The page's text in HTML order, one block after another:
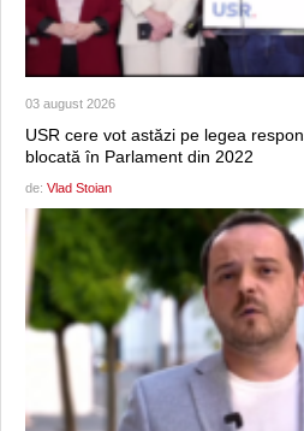
03 august 2026
USR cere vot astăzi pe legea
blocată în Parlament din 2022
de: Vlad Stoian